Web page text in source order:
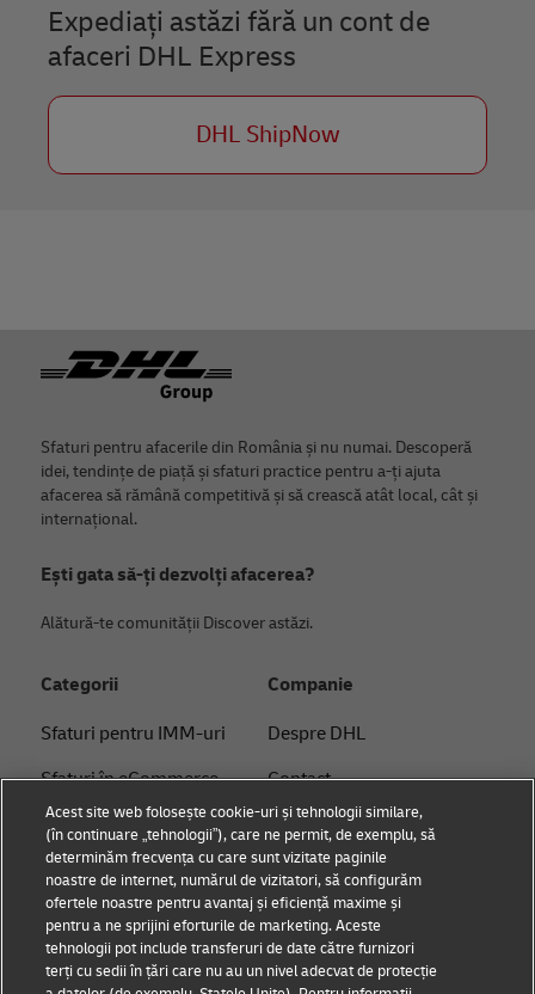
Expediați astăzi fără un cont de
afaceri DHL Express
DHL ShipNow
Footer
Sfaturi pentru afacerile din România și nu numai. Descoperă
idei, tendințe de piață și sfaturi practice pentru a-ți ajuta
afacerea să rămână competitivă și să crească atât local, cât și
internațional.
Ești gata să-ți dezvolți afacerea?
Alătură-te comunității Discover astăzi.
Categorii
Sfaturi pentru IMM-uri
Sfaturi în eCommerce
Sfaturi B2B
Sfaturi logistice
Știri și perspective
Soluții logistice de la
DHL
Companie
Despre DHL
Contact
Centrul de Presă
Sustenabilitate
Notificare legală
Termeni de utilizare
Acest site web folosește cookie-uri și tehnologii similare,
(în continuare „tehnologii”), care ne permit, de exemplu, să
determinăm frecvența cu care sunt vizitate paginile
noastre de internet, numărul de vizitatori, să configurăm
ofertele noastre pentru avantaj și eficiență maxime și
pentru a ne sprijini eforturile de marketing. Aceste
tehnologii pot include transferuri de date către furnizori
terți cu sedii în țări care nu au un nivel adecvat de protecție